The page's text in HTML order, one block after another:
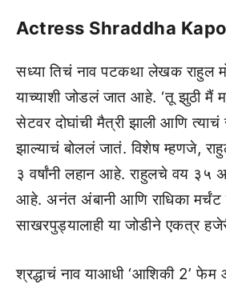
Actress Shraddha
सध्या तिचं नाव पटकथा लेखक राहुल
याच्याशी जोडलं जात आहे. ‘तू झुठी मैं
सेटवर दोघांची मैत्री झाली आणि त्याचं
झाल्याचं बोललं जातं. विशेष म्हणजे, राहुल
३ वर्षांनी लहान आहे. राहुलचे वय ३५
आहे. अनंत अंबानी आणि राधिका मर्चंट
साखरपुड्यालाही या जोडीने एकत्र
श्रद्धाचं नाव याआधी ‘आशिकी 2’ फेम